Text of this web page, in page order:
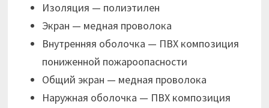
Изоляция — полиэтилен
Экран — медная проволока
Внутренняя оболочка — ПВХ композиция
пониженной пожароопасности
Общий экран — медная проволока
Наружная оболочка — ПВХ композиция